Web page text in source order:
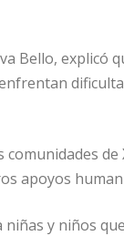
Bello, explicó
apoyos
y niños